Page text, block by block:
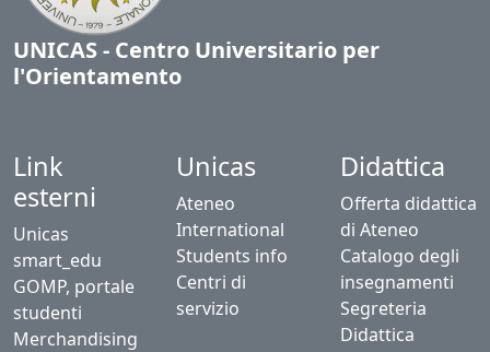
UNICAS - Centro Universitario per
l'Orientamento
Link
esterni
Unicas
smart_edu
GOMP, portale
studenti
Merchandising
Unicas
Ateneo
International
Students info
Centri di
servizio
Didattica
Offerta didattica
di Ateneo
Catalogo degli
insegnamenti
Segreteria
Didattica